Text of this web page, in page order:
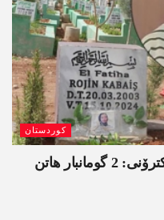
کوردستان
ل ئامەدێ ئۆپەراسیۆنا تاوانێن ئەلکترۆنی: 2 گومانبار ھاتن